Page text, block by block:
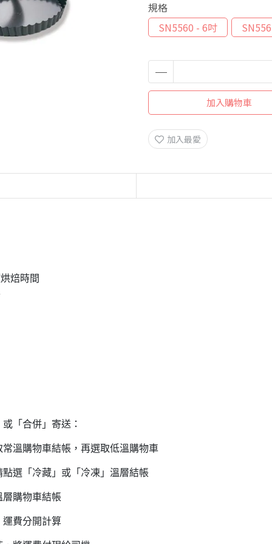
規格
SN5560 - 6吋
加入購物車
加入最愛
時間
「合併」寄送：
購物車結帳，再選取低溫購物車
「冷藏」或「冷凍」溫層結帳
購物車結帳
費分開計算